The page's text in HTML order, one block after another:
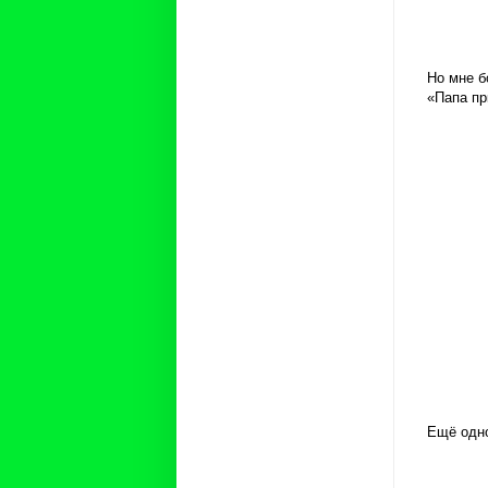
Но мне
«Папа
Ещё